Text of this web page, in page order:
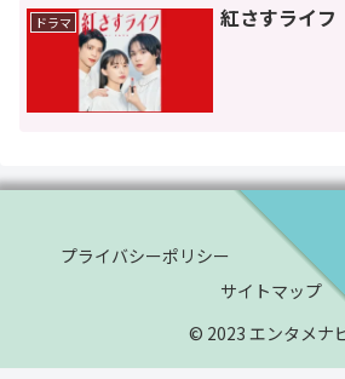
ドラマ 紅さすライフ
プライバシーポリシー
サイトマップ
© 2023 エンタメナ